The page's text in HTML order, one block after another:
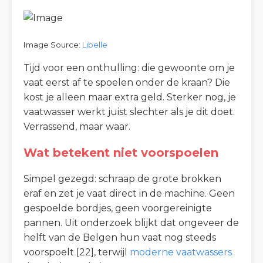
Image Source: Libelle
Tijd voor een onthulling: die gewoonte om je
vaat eerst af te spoelen onder de kraan? Die
kost je alleen maar extra geld. Sterker nog, je
vaatwasser werkt juist slechter als je dit doet.
Verrassend, maar waar.
Wat betekent niet voorspoelen
Simpel gezegd: schraap de grote brokken
eraf en zet je vaat direct in de machine. Geen
gespoelde bordjes, geen voorgereinigte
pannen. Uit onderzoek blijkt dat ongeveer de
helft van de Belgen hun vaat nog steeds
voorspoelt [22], terwijl moderne vaatwassers